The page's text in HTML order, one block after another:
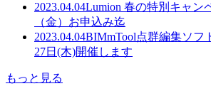
2023.04.04Lumion 春の特別キャン
（金）お申込み迄
2023.04.04BIMmTool点群編集ソフ
27日(木)開催します
もっと見る